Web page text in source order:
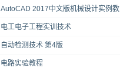
AutoCAD 2017中文版机械设计实例教
电工电子工程实训技术
自动检测技术 第4版
电路实验教程